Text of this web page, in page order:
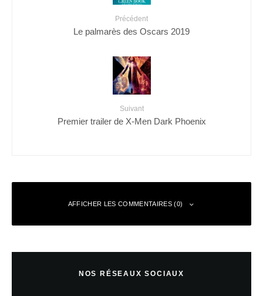
Précédent
Le palmarès des Oscars 2019
Suivant
Premier trailer de X-Men Dark Phoenix
AFFICHER LES COMMENTAIRES (0)
NOS RÉSEAUX SOCIAUX